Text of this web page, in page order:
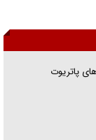
در برابر یورش به پاسگاه‌های
غرب آسیا
پاتریوت